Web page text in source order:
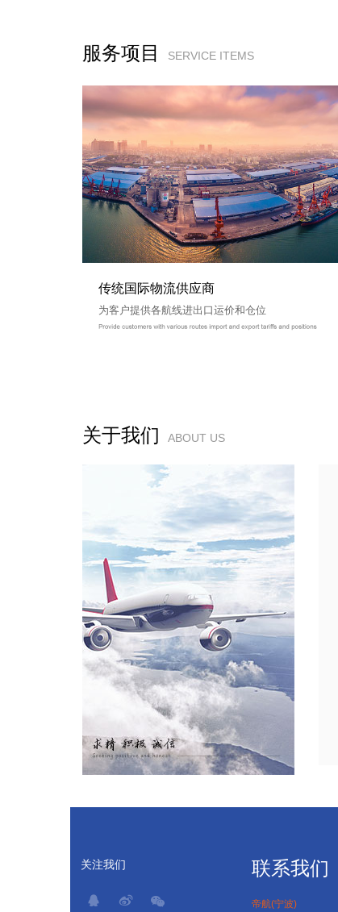
服务项目 SERVICE ITEMS
传统国际物流供应商
为客户提供各航线进出口运价和仓位
关于我们 ABOUT US
关注我们 联系我们
帝航(宁波)